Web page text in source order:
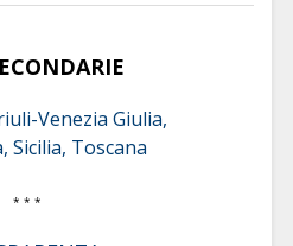
Venezia Giulia,
Sicilia, Toscana
* * *